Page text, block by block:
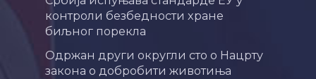
контроли безбедности хране
биљног порекла
Одржан други округли сто о Нацрту
закона о добробити животиња